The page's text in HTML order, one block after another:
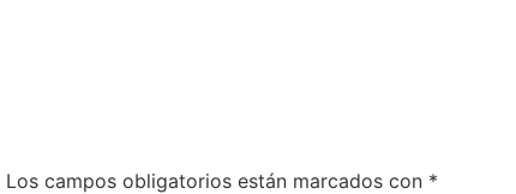
Los campos obligatorios están marcados con *